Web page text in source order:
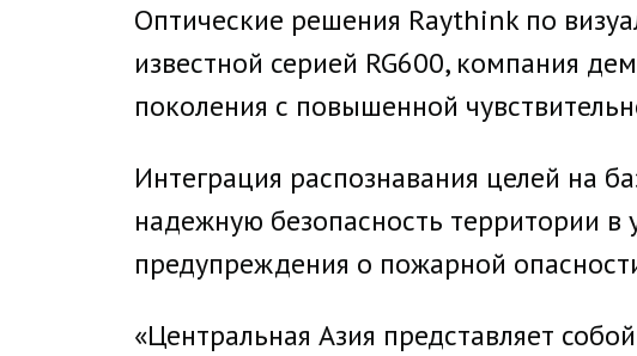
Оптические решения Raythink по
известной серией RG600, компания
поколения с повышенной
Интеграция распознавания целей на
надежную безопасность территории в
предупреждения о пожарной
«Центральная Азия представляет